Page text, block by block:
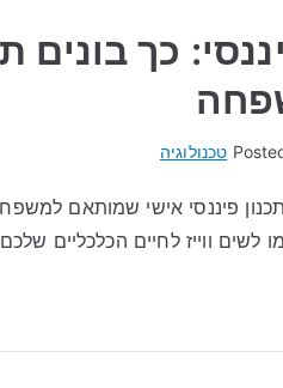
כך בונים
טכנולוגיה
תכנון פיננסי אישי שמותאם
לשים ווייז לחיים הכלכליים